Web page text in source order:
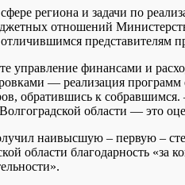
региона и задачи по
отношений
представителям
управление финансами и
— реализация
обратившись к
области — это
наивысшую – первую –
области благодарность